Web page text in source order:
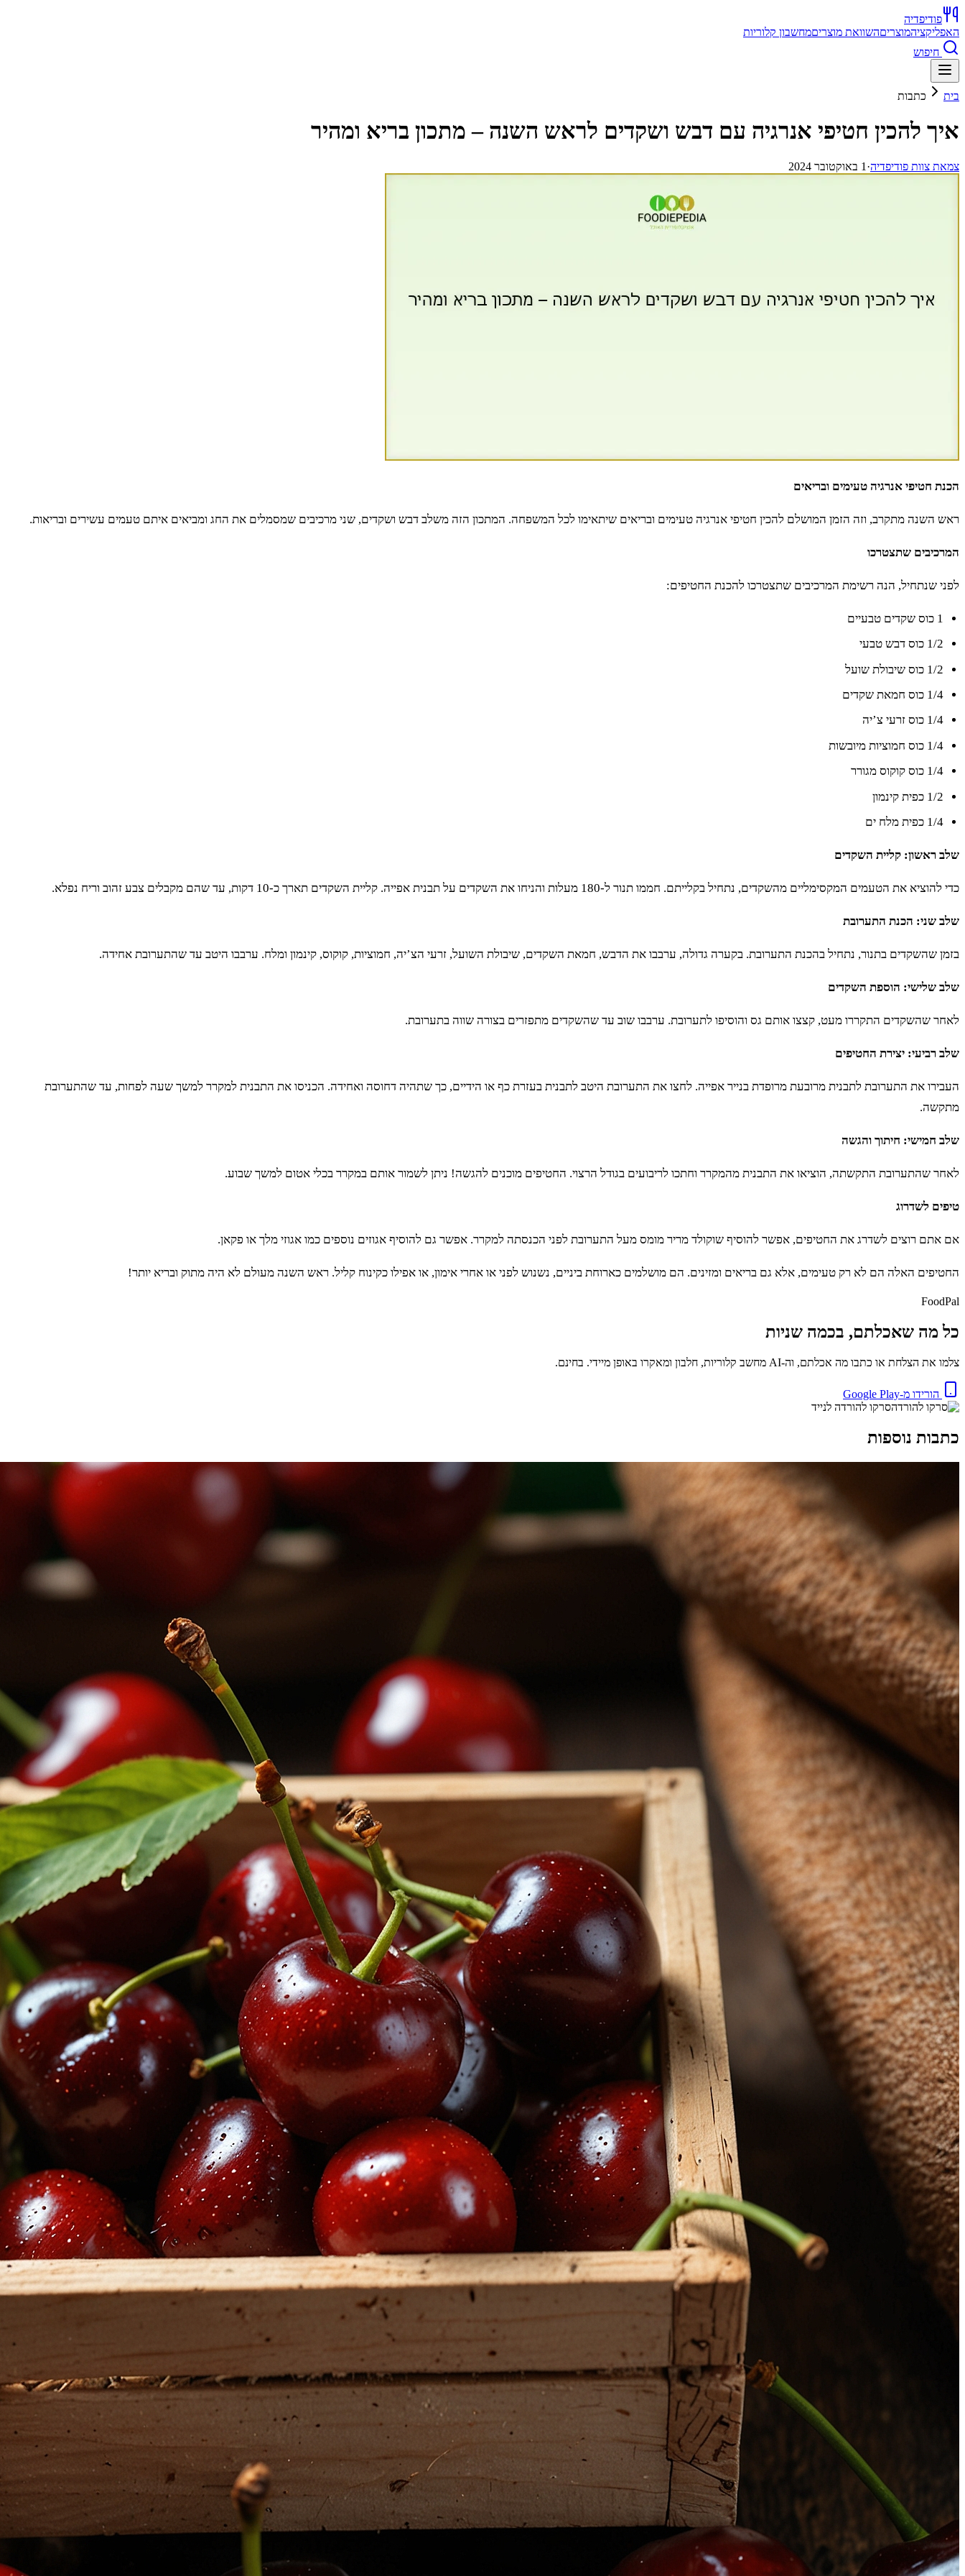
פודיפדיה
האפליקציהמוצריםהשוואת מוצריםמחשבון קלוריות
חיפוש
בית כתבות
איך להכין חטיפי אנרגיה עם דבש ושקדים לראש השנה – מתכון בריא ומהיר
צמאת צוות פודיפדיה· 1 באוקטובר 2024
הכנת חטיפי אנרגיה טעימים ובריאים
ראש השנה מתקרב, וזה הזמן המושלם להכין חטיפי אנרגיה טעימים ובריאים שיתאימו לכל המשפחה. המתכון הזה משלב דבש ושקדים, שני מרכיבים שמסמלים את החג ומביאים איתם טעמים עשירים ובריאות.
המרכיבים שתצטרכו
לפני שנתחיל, הנה רשימת המרכיבים שתצטרכו להכנת החטיפים:
1 כוס שקדים טבעיים
1/2 כוס דבש טבעי
1/2 כוס שיבולת שועל
1/4 כוס חמאת שקדים
1/4 כוס זרעי צ’יה
1/4 כוס חמוציות מיובשות
1/4 כוס קוקוס מגורר
1/2 כפית קינמון
1/4 כפית מלח ים
שלב ראשון: קליית השקדים
כדי להוציא את הטעמים המקסימליים מהשקדים, נתחיל בקלייתם. חממו תנור ל-180 מעלות והניחו את השקדים על תבנית אפייה. קליית השקדים תארך כ-10 דקות, עד שהם מקבלים צבע זהוב וריח נפלא.
שלב שני: הכנת התערובת
בזמן שהשקדים בתנור, נתחיל בהכנת התערובת. בקערה גדולה, ערבבו את הדבש, חמאת השקדים, שיבולת השועל, זרעי הצ’יה, חמוציות, קוקוס, קינמון ומלח. ערבבו היטב עד שהתערובת אחידה.
שלב שלישי: הוספת השקדים
לאחר שהשקדים התקררו מעט, קצצו אותם גס והוסיפו לתערובת. ערבבו שוב עד שהשקדים מתפזרים בצורה שווה בתערובת.
שלב רביעי: יצירת החטיפים
העבירו את התערובת לתבנית מרובעת מרופדת בנייר אפייה. לחצו את התערובת היטב לתבנית בעזרת כף או הידיים, כך שתהיה דחוסה ואחידה. הכניסו את התבנית למקרר למשך שעה לפחות, עד שהתערובת
מתקשה.
שלב חמישי: חיתוך והגשה
לאחר שהתערובת התקשתה, הוציאו את התבנית מהמקרר וחתכו לריבועים בגודל הרצוי. החטיפים מוכנים להגשה! ניתן לשמור אותם במקרר בכלי אטום למשך שבוע.
טיפים לשדרוג
אם אתם רוצים לשדרג את החטיפים, אפשר להוסיף שוקולד מריר מומס מעל התערובת לפני הכנסתה למקרר. אפשר גם להוסיף אגוזים נוספים כמו אגוזי מלך או פקאן.
החטיפים האלה הם לא רק טעימים, אלא גם בריאים ומזינים. הם מושלמים כארוחת ביניים, נשנוש לפני או אחרי אימון, או אפילו כקינוח קליל. ראש השנה מעולם לא היה מתוק ובריא יותר!
FoodPal
כל מה שאכלתם, בכמה שניות
צלמו את הצלחת או כתבו מה אכלתם, וה-AI מחשב קלוריות, חלבון ומאקרו באופן מיידי. בחינם.
הורידו מ-Google Play
סרקו להורדה לנייד
כתבות נוספות